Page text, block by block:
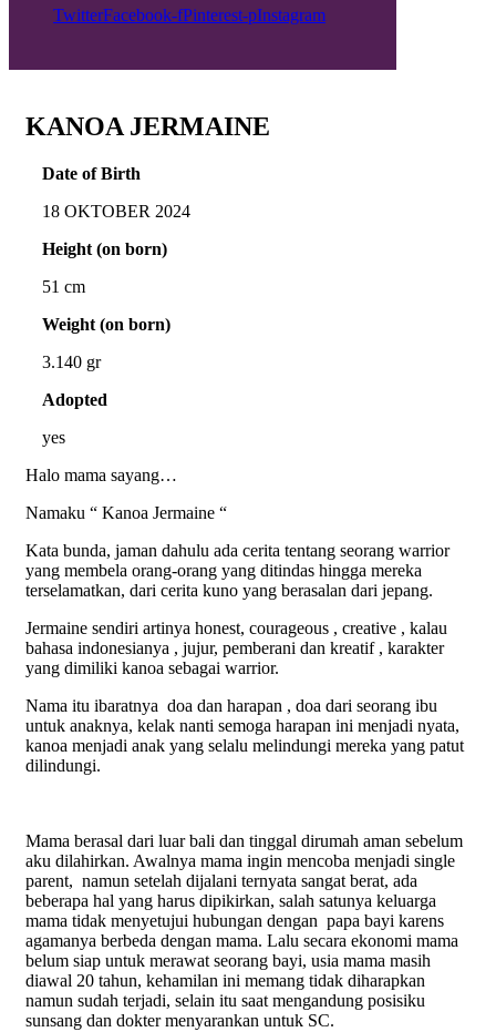
TwitterFacebook-fPinterest-pInstagram
KANOA JERMAINE
Date of Birth
18 OKTOBER 2024
Height (on born)
51 cm
Weight (on born)
3.140 gr
Adopted
yes
Halo mama sayang…
Namaku “ Kanoa Jermaine “
Kata bunda, jaman dahulu ada cerita tentang seorang warrior
yang membela orang-orang yang ditindas hingga mereka
terselamatkan, dari cerita kuno yang berasalan dari jepang.
Jermaine sendiri artinya honest, courageous , creative , kalau
bahasa indonesianya , jujur, pemberani dan kreatif , karakter
yang dimiliki kanoa sebagai warrior.
Nama itu ibaratnya doa dan harapan , doa dari seorang ibu
untuk anaknya, kelak nanti semoga harapan ini menjadi nyata,
kanoa menjadi anak yang selalu melindungi mereka yang patut
dilindungi.
Mama berasal dari luar bali dan tinggal dirumah aman sebelum
aku dilahirkan. Awalnya mama ingin mencoba menjadi single
parent, namun setelah dijalani ternyata sangat berat, ada
beberapa hal yang harus dipikirkan, salah satunya keluarga
mama tidak menyetujui hubungan dengan papa bayi karens
agamanya berbeda dengan mama. Lalu secara ekonomi mama
belum siap untuk merawat seorang bayi, usia mama masih
diawal 20 tahun, kehamilan ini memang tidak diharapkan
namun sudah terjadi, selain itu saat mengandung posisiku
sunsang dan dokter menyarankan untuk SC.